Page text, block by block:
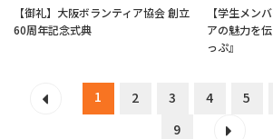
【御礼】大阪ボランティア協会 創立
60周年記念式典
【学生メン
アの魅力を
っぷ』
1 2 3 4 5
9